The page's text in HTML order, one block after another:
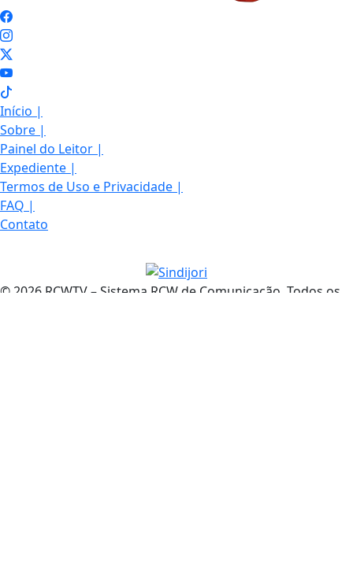
Início |
Sobre |
Painel do Leitor |
Expediente |
Termos de Uso e Privacidade |
FAQ |
Contato
© 2026 RCWTV – Sistema RCW de Comunicação. Todos os